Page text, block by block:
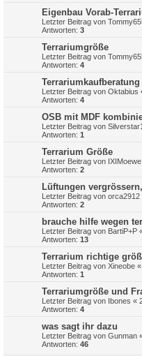
Eigenbau Vorab-
Letzter Beitrag von
Antworten: 3
Terrariumgröße
Letzter Beitrag von
Antworten: 4
Terrariumkaufberatung
Letzter Beitrag von Oktabius
Antworten: 4
OSB mit MDF
Letzter Beitrag von
Antworten: 1
Terrarium Größe
Letzter Beitrag von
Antworten: 2
Lüftungen
Letzter Beitrag von orca2912
Antworten: 2
brauche hilfe wegen
Letzter Beitrag von BartiP+P
Antworten: 13
Terrarium richtige
Letzter Beitrag von Xineobe «
Antworten: 1
Terrariumgröße und
Letzter Beitrag von Ibones «
Antworten: 4
was sagt ihr dazu
Letzter Beitrag von Gunman
Antworten: 46